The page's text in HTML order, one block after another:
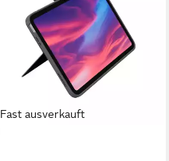
Fast ausverkauft